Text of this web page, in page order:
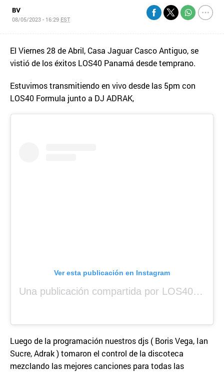
BV
08/05/2023 - 16:29 EST
El Viernes 28 de Abril, Casa Jaguar Casco Antiguo, se
vistió de los éxitos LOS40 Panamá desde temprano.
Estuvimos transmitiendo en vivo desde las 5pm con
LOS40 Formula junto a DJ ADRAK,
Ver esta publicación en Instagram
Una publicación compartida por LOS40 Panamá (@los40panama)
Luego de la programación nuestros djs ( Boris Vega, Ian
Sucre, Adrak ) tomaron el control de la discoteca
mezclando las mejores canciones para todas las